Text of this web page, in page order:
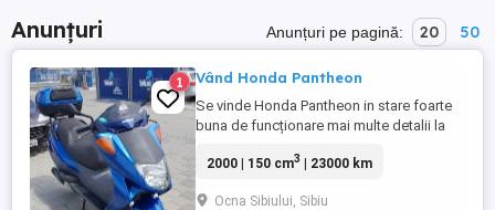
Anunțuri Anunțuri pe pagină: 20 50
1 Vând Honda Pantheon
Se vinde Honda Pantheon in stare foarte
buna de funcționare mai multe detalii la
2000 | 150 cm3 | 23000 km
Ocna Sibiului, Sibiu